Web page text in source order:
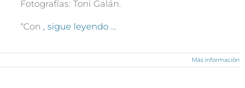
Fotografías: Toni Galán.
“Con , sigue leyendo …
Más información